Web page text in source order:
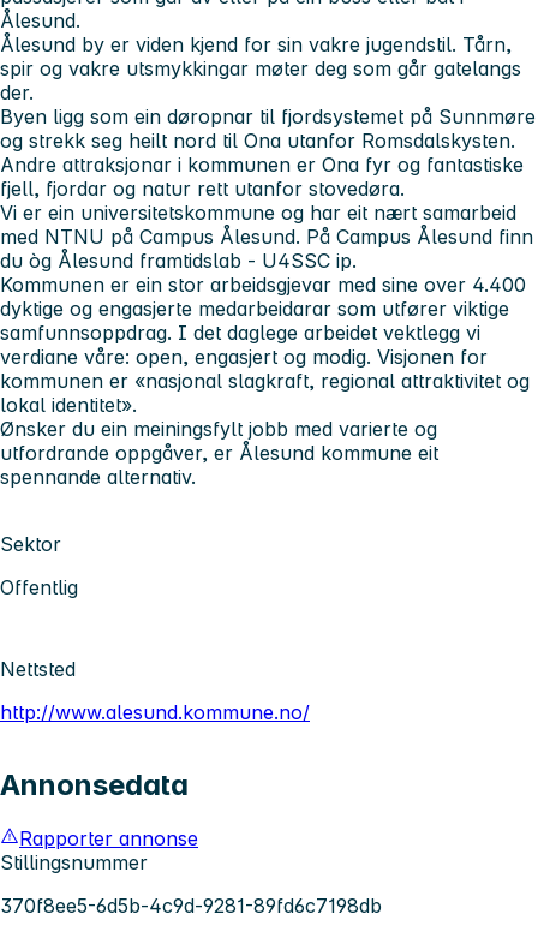
Ålesund.
Ålesund by er viden kjend for sin vakre jugendstil. Tårn,
spir og vakre utsmykkingar møter deg som går gatelangs
der.
Byen ligg som ein døropnar til fjordsystemet på Sunnmøre
og strekk seg heilt nord til Ona utanfor Romsdalskysten.
Andre attraksjonar i kommunen er Ona fyr og fantastiske
fjell, fjordar og natur rett utanfor stovedøra.
Vi er ein universitetskommune og har eit nært samarbeid
med NTNU på Campus Ålesund. På Campus Ålesund finn
du òg Ålesund framtidslab - U4SSC ip.
Kommunen er ein stor arbeidsgjevar med sine over 4.400
dyktige og engasjerte medarbeidarar som utfører viktige
samfunnsoppdrag. I det daglege arbeidet vektlegg vi
verdiane våre: open, engasjert og modig. Visjonen for
kommunen er «nasjonal slagkraft, regional attraktivitet og
lokal identitet».
Ønsker du ein meiningsfylt jobb med varierte og
utfordrande oppgåver, er Ålesund kommune eit
spennande alternativ.
Sektor
Offentlig
Nettsted
http://www.alesund.kommune.no/
Annonsedata
Rapporter annonse
Stillingsnummer
370f8ee5-6d5b-4c9d-9281-89fd6c7198db